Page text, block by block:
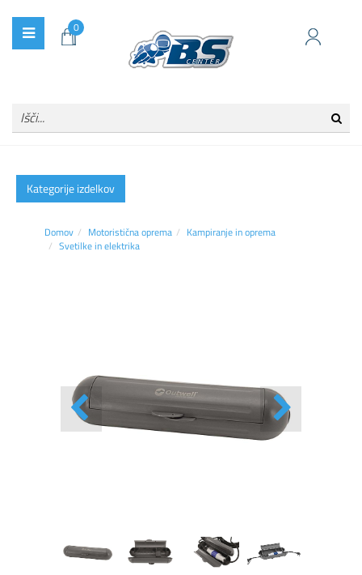
0
Kategorije izdelkov
Domov Motoristična oprema
Kampiranje in oprema
Svetilke in elektrika